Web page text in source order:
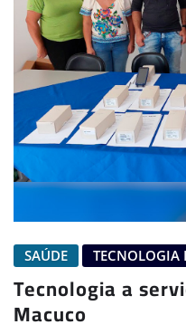
SAÚDE TECNOLOGIA
Tecnologia a
Macuco